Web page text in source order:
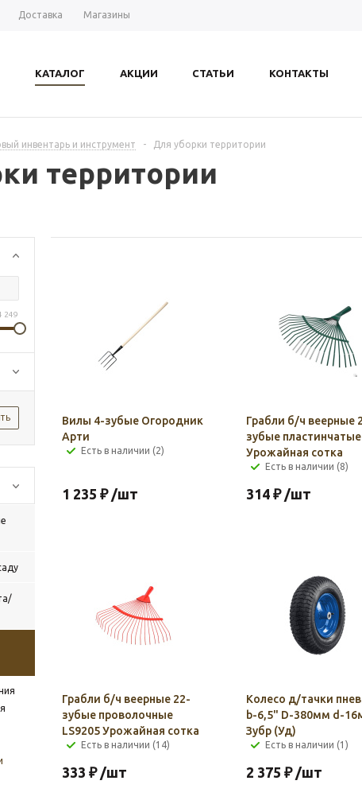
Доставка Магазины
КАТАЛОГ АКЦИИ СТАТЬИ КОНТАКТЫ
инвентарь и инструмент - Для уборки территории
территории
249
Вилы 4-зубые Огородник
Арти
Есть в наличии (2)
1 235 ₽ /шт
Грабли б/ч веерные
зубые пластинчатые
Урожайная сотка
Есть в наличии (8)
314₽ /шт
Грабли б/ч веерные 22-
зубые проволочные
LS9205 Урожайная сотка
Есть в наличии (14)
333 ₽ /шт
Колесо д/тачки
b-6,5" D-380мм d-
Зубр (Уд)
Есть в наличии (1)
2 375 ₽ /шт